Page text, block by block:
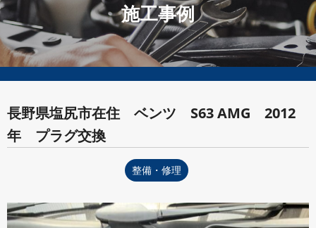
施工事例
長野県塩尻市在住 ベンツ S63 AMG 2012
年 プラグ交換
整備・修理